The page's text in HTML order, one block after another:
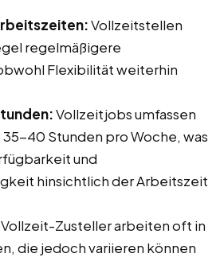
Vollzeitstellen
regelmäßigere
Flexibilität weiterhin
Vollzeitjobs umfassen
40 Stunden pro Woche, was
und
hinsichtlich der Arbeitszeit
Vollzeit-Zusteller arbeiten oft in
die jedoch variieren können